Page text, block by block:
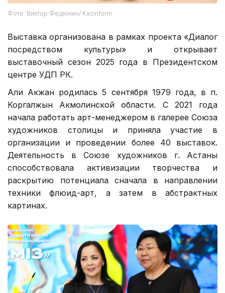
Фото: Виктор Федюнин/ Kazinform
Выставка организована в рамках проекта «Диалог
посредством культуры» и открывает
выставочный сезон 2025 года в Президентском
центре УДП РК.
Али Акжан родилась 5 сентября 1979 года, в п.
Коргалжын Акмолинской области. С 2021 года
начала работать арт-менеджером в галерее Союза
художников столицы и приняла участие в
организации и проведении более 40 выставок.
Деятельность в Союзе художников г. Астаны
способствовала активизации творчества и
раскрытию потенциала сначала в направлении
техники флюид-арт, а затем в абстрактных
картинах.